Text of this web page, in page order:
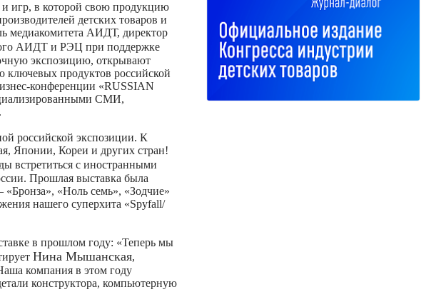
игр, в которой свою продукцию
детских товаров и
медиакомитета АИДТ, директор
АИДТ и РЭЦ при поддержке
экспозицию, открывают
ключевых продуктов российской
конференции «RUSSIAN
СМИ,
российской экспозиции. К
Японии, Кореи и других стран!
встретиться с иностранными
Прошлая выставка была
«Ноль семь», «Зодчие»
нашего суперхита «Spyfall/
в прошлом году: «Теперь мы
Нина Мышанская,
компания в этом году
конструктора, компьютерную